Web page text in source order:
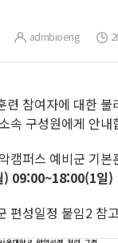
admbioeng
련 참여자에 대한 불
속 구성원에게 안내
퍼스 예비군 기본
09:00~18:00(1일)
성일정 붙임2 참고